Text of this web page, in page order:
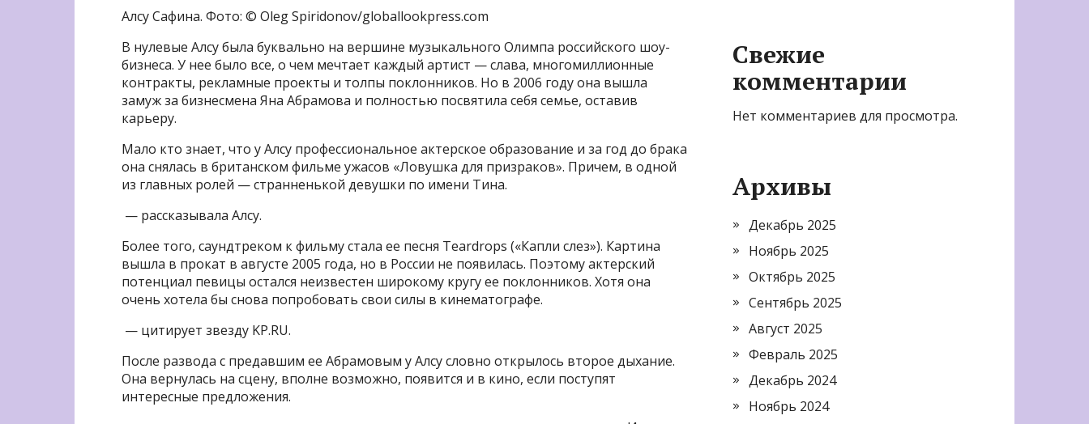
Алсу Сафина. Фото: © Oleg Spiridonov/globallookpress.com
В нулевые Алсу была буквально на вершине музыкального Олимпа российского шоу-
бизнеса. У нее было все, о чем мечтает каждый артист — слава, многомиллионные
контракты, рекламные проекты и толпы поклонников. Но в 2006 году она вышла
замуж за бизнесмена Яна Абрамова и полностью посвятила себя семье, оставив
карьеру.
Мало кто знает, что у Алсу профессиональное актерское образование и за год до брака
она снялась в британском фильме ужасов «Ловушка для призраков». Причем, в одной
из главных ролей — странненькой девушки по имени Тина.
— рассказывала Алсу.
Более того, саундтреком к фильму стала ее песня Teardrops («Капли слез»). Картина
вышла в прокат в августе 2005 года, но в России не появилась. Поэтому актерский
потенциал певицы остался неизвестен широкому кругу ее поклонников. Хотя она
очень хотела бы снова попробовать свои силы в кинематографе.
— цитирует звезду KP.RU.
После развода с предавшим ее Абрамовым у Алсу словно открылось второе дыхание.
Она вернулась на сцену, вполне возможно, появится и в кино, если поступят
интересные предложения.
Свежие
комментарии
Нет комментариев для просмотра.
Архивы
Декабрь 2025
Ноябрь 2025
Октябрь 2025
Сентябрь 2025
Август 2025
Февраль 2025
Декабрь 2024
Ноябрь 2024